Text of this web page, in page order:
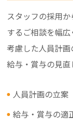
スタッフの採用
するご相談を幅
考慮した人員計
給与・賞与の見直
人員計画の立案
給与・賞与の適